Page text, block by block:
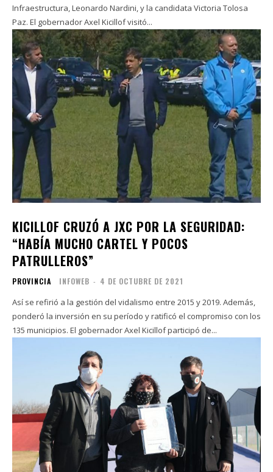
Infraestructura, Leonardo Nardini, y la candidata Victoria Tolosa
Paz. El gobernador Axel Kicillof visitó...
KICILLOF CRUZÓ A JXC POR LA SEGURIDAD:
“HABÍA MUCHO CARTEL Y POCOS
PATRULLEROS”
PROVINCIA INFOWEB - 4 DE OCTUBRE DE 2021
Así se refirió a la gestión del vidalismo entre 2015 y 2019. Además,
ponderó la inversión en su período y ratificó el compromiso con los
135 municipios. El gobernador Axel Kicillof participó de...